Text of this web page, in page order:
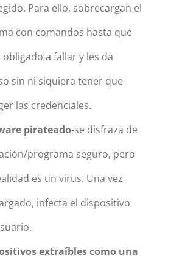
Para ello, sobrecargan el
con comandos hasta que
obligado a fallar y les da
sin ni siquiera tener que
las credenciales.
pirateado-se disfraza de
programa seguro, pero
es un virus. Una vez
infecta el dispositivo
extraíbles como una